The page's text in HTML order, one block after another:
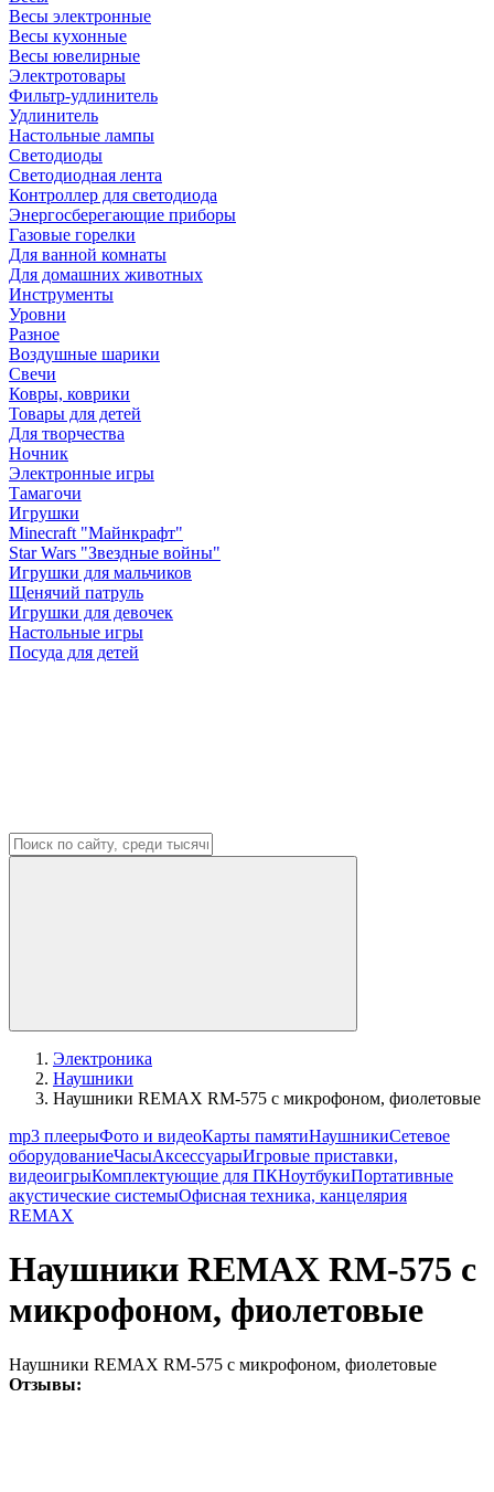
Весы электронные
Весы кухонные
Весы ювелирные
Электротовары
Фильтр-удлинитель
Удлинитель
Настольные лампы
Светодиоды
Светодиодная лента
Контроллер для светодиода
Энергосберегающие приборы
Газовые горелки
Для ванной комнаты
Для домашних животных
Инструменты
Уровни
Разное
Воздушные шарики
Свечи
Ковры, коврики
Товары для детей
Для творчества
Ночник
Электронные игры
Тамагочи
Игрушки
Minecraft "Майнкрафт"
Star Wars "Звездные войны"
Игрушки для мальчиков
Щенячий патруль
Игрушки для девочек
Настольные игры
Посуда для детей
Электроника
Наушники
Наушники REMAX RM-575 с микрофоном, фиолетовые
mp3 плеерыФото и видеоКарты памятиНаушникиСетевое
оборудованиеЧасыАксессуарыИгровые приставки,
видеоигрыКомплектующие для ПКНоутбукиПортативные
акустические системыОфисная техника, канцелярия
REMAX
Наушники REMAX RM-575 с
микрофоном, фиолетовые
Наушники REMAX RM-575 с микрофоном, фиолетовые
Отзывы: